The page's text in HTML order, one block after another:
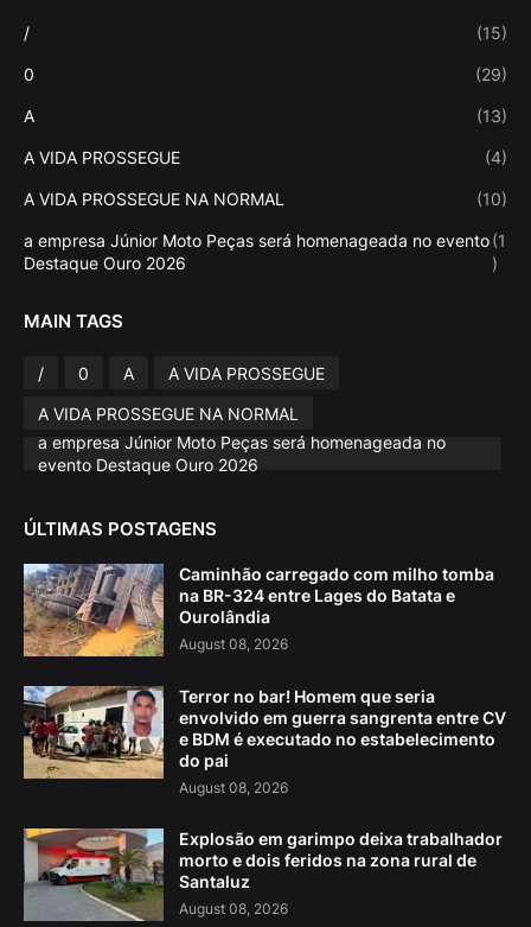
/ (15)
0 (29)
A (13)
A VIDA PROSSEGUE (4)
A VIDA PROSSEGUE NA NORMAL (10)
a empresa Júnior Moto Peças será homenageada no evento
Destaque Ouro 2026
(1
)
MAIN TAGS
/ 0 A
A VIDA PROSSEGUE
A VIDA PROSSEGUE NA NORMAL
a empresa Júnior Moto Peças será homenageada no
evento Destaque Ouro 2026
ÚLTIMAS POSTAGENS
Caminhão carregado com milho tomba
na BR-324 entre Lages do Batata e
Ourolândia
August 08, 2026
Terror no bar! Homem que seria
envolvido em guerra sangrenta entre CV
e BDM é executado no estabelecimento
do pai
August 08, 2026
Explosão em garimpo deixa trabalhador
morto e dois feridos na zona rural de
Santaluz
August 08, 2026